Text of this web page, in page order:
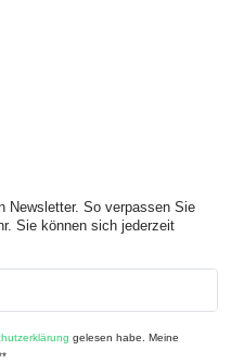
Newsletter. So verpassen Sie
Sie können sich jederzeit
gelesen habe. Meine